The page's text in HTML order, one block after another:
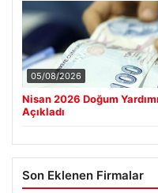
05/08/2026
Nisan 2026 Doğum
Açıkladı
Son Eklenen Firmalar